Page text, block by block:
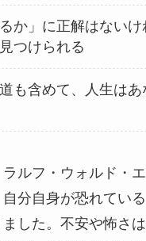
るか」に正解はない
つけられる
も含めて、人生は
ルフ・ウォルド・
自分自身が恐れてい
した。不安や怖さ